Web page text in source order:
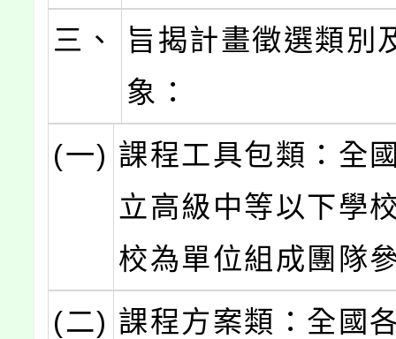
三、
旨揭計畫徵選類別
象：
(一) 課程工具包類：全
立高級中等以下學
校為單位組成團隊
(二) 課程方案類：全國